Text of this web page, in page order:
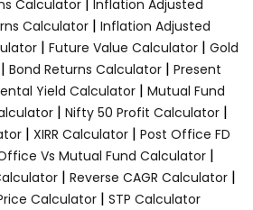
Calculator
Inflation Adjusted
Calculator | Inflation Adjusted
| Future Value Calculator | Gold
| Bond Returns Calculator | Present
Yield Calculator | Mutual Fund
| Nifty 50 Profit Calculator|
| XIRR Calculator| Post Office FD
Vs Mutual Fund Calculator|
| Reverse CAGR Calculator |
Calculator | STP Calculator